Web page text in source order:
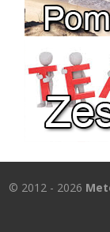
© 2012 - 2026